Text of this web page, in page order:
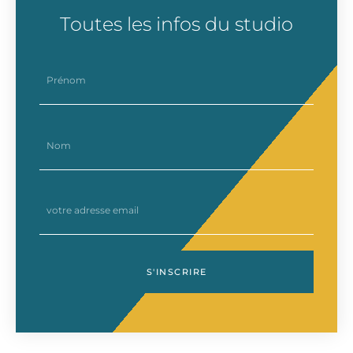
Toutes les infos du studio
S'INSCRIRE